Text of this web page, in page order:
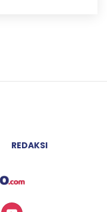
REDAKSI